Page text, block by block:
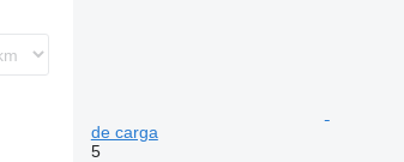
de carga
5